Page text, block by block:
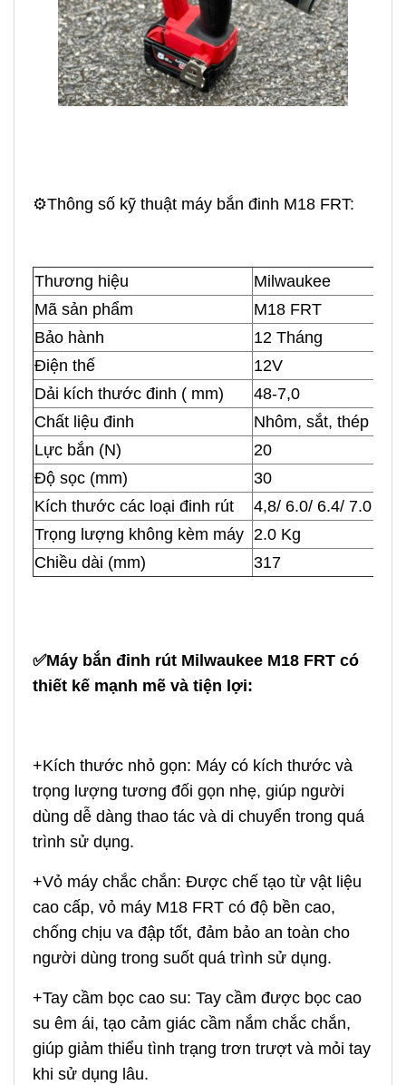
⚙️Thông số kỹ thuật máy bắn đinh M18 FRT:
Thương hiệu
Milwaukee
Mã sản phẩm
M18 FRT
Bảo hành
12 Tháng
Điện thế
12V
Dải kích thước đinh ( mm)
48-7,0
Chất liệu đinh
Nhôm, sắt, thép
Lực bắn (N)
20
Độ sọc (mm)
30
Kích thước các loại đinh rút
4,8/ 6.0/ 6.4/ 7.0
Trọng lượng không kèm máy 2.0 Kg
Chiều dài (mm)
317
✅Máy bắn đinh rút Milwaukee M18 FRT có
thiết kế mạnh mẽ và tiện lợi:
+Kích thước nhỏ gọn: Máy có kích thước và
trọng lượng tương đối gọn nhẹ, giúp người
dùng dễ dàng thao tác và di chuyển trong quá
trình sử dụng.
+Vỏ máy chắc chắn: Được chế tạo từ vật liệu
cao cấp, vỏ máy M18 FRT có độ bền cao,
chống chịu va đập tốt, đảm bảo an toàn cho
người dùng trong suốt quá trình sử dụng.
+Tay cầm bọc cao su: Tay cầm được bọc cao
su êm ái, tạo cảm giác cầm nắm chắc chắn,
giúp giảm thiểu tình trạng trơn trượt và mỏi tay
khi sử dụng lâu.